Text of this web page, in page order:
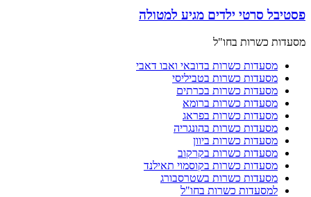
פסטיבל סרטי ילדים מגיע למטולה
מסעדות כשרות בחו"ל
מסעדות כשרות בדובאי ואבו דאבי
מסעדות כשרות בטביליסי
מסעדות כשרות בכרתים
מסעדות כשרות ברומא
מסעדות כשרות בפראג
מסעדות כשרות בהונגריה
מסעדות כשרות ביוון
מסעדות כשרות בקרקוב
מסעדות כשרות בקוסמוי תאילנד
מסעדות כשרות בשטרסבורג
למסעדות כשרות בחו"ל